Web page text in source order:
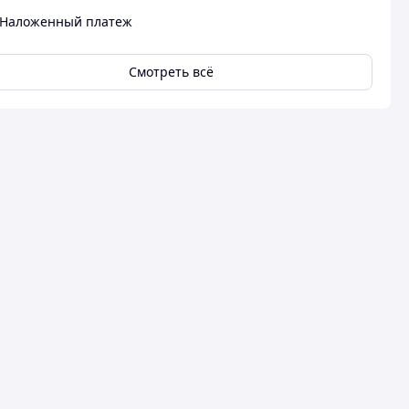
Наложенный платеж
Смотреть всё